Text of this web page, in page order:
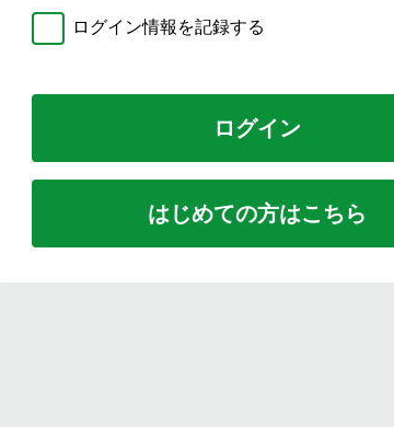
ログイン情報を記録する
はじめての方はこちら